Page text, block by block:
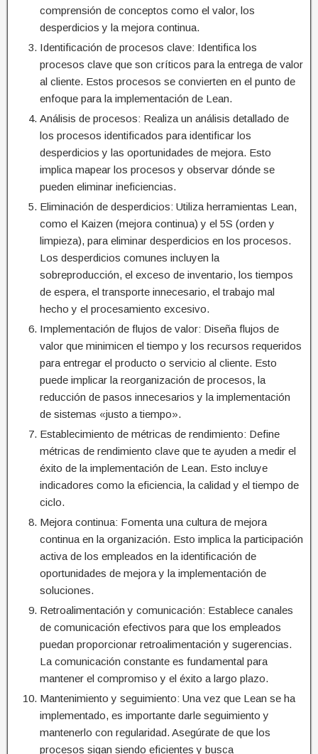
comprensión de conceptos como el valor, los
desperdicios y la mejora continua.
Identificación de procesos clave: Identifica los
procesos clave que son críticos para la entrega de valor
al cliente. Estos procesos se convierten en el punto de
enfoque para la implementación de Lean.
Análisis de procesos: Realiza un análisis detallado de
los procesos identificados para identificar los
desperdicios y las oportunidades de mejora. Esto
implica mapear los procesos y observar dónde se
pueden eliminar ineficiencias.
Eliminación de desperdicios: Utiliza herramientas Lean,
como el Kaizen (mejora continua) y el 5S (orden y
limpieza), para eliminar desperdicios en los procesos.
Los desperdicios comunes incluyen la
sobreproducción, el exceso de inventario, los tiempos
de espera, el transporte innecesario, el trabajo mal
hecho y el procesamiento excesivo.
Implementación de flujos de valor: Diseña flujos de
valor que minimicen el tiempo y los recursos requeridos
para entregar el producto o servicio al cliente. Esto
puede implicar la reorganización de procesos, la
reducción de pasos innecesarios y la implementación
de sistemas «justo a tiempo».
Establecimiento de métricas de rendimiento: Define
métricas de rendimiento clave que te ayuden a medir el
éxito de la implementación de Lean. Esto incluye
indicadores como la eficiencia, la calidad y el tiempo de
ciclo.
Mejora continua: Fomenta una cultura de mejora
continua en la organización. Esto implica la participación
activa de los empleados en la identificación de
oportunidades de mejora y la implementación de
soluciones.
Retroalimentación y comunicación: Establece canales
de comunicación efectivos para que los empleados
puedan proporcionar retroalimentación y sugerencias.
La comunicación constante es fundamental para
mantener el compromiso y el éxito a largo plazo.
Mantenimiento y seguimiento: Una vez que Lean se ha
implementado, es importante darle seguimiento y
mantenerlo con regularidad. Asegúrate de que los
procesos sigan siendo eficientes y busca